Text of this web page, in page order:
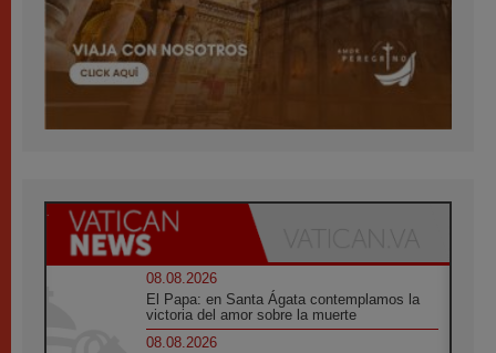
08.08.2026
El Papa: en Santa Ágata contemplamos la
victoria del amor sobre la muerte
08.08.2026